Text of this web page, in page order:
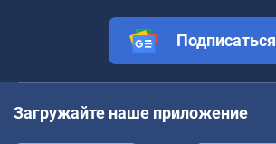
Подписаться
Загружайте наше приложение